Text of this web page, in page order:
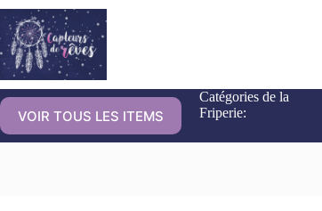
VOIR TOUS LES ITEMS
Catégories de la
Friperie: